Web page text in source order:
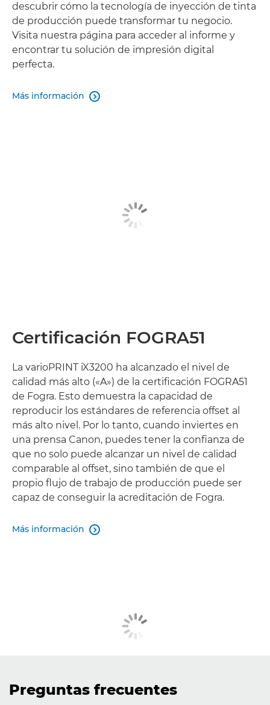
descubrir cómo la tecnología de inyección de tinta
de producción puede transformar tu negocio.
Visita nuestra página para acceder al informe y
encontrar tu solución de impresión digital
perfecta.
Más información 
Certificación FOGRA51
La varioPRINT iX3200 ha alcanzado el nivel de
calidad más alto («A») de la certificación FOGRA51
de Fogra. Esto demuestra la capacidad de
reproducir los estándares de referencia offset al
más alto nivel. Por lo tanto, cuando inviertes en
una prensa Canon, puedes tener la confianza de
que no solo puede alcanzar un nivel de calidad
comparable al offset, sino también de que el
propio flujo de trabajo de producción puede ser
capaz de conseguir la acreditación de Fogra.
Más información 
Preguntas frecuentes